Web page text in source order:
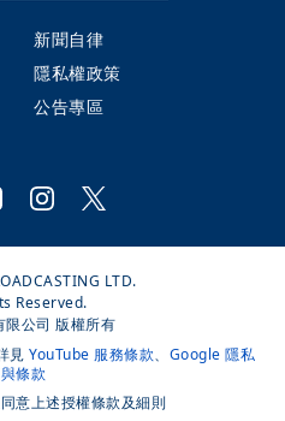
新聞自律
隱私權政策
公告專區
LTD.
Reserved.
限公司 版權所有
見 YouTube 服務條款、 Google 隱私
條款
意上述授權條款及細則